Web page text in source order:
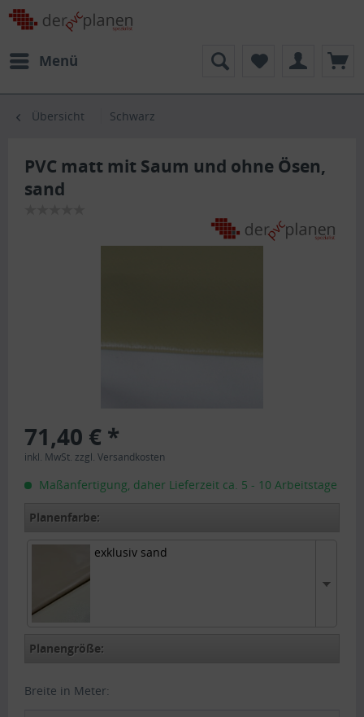
Menü
Übersicht Schwarz
PVC matt mit Saum und ohne Ösen,
sand
71,40 € *
inkl. MwSt. zzgl. Versandkosten
Maßanfertigung, daher Lieferzeit ca. 5 - 10 Arbeitstage
Planenfarbe:
exklusiv sandexklusiv sand
Planengröße:
Breite in Meter: